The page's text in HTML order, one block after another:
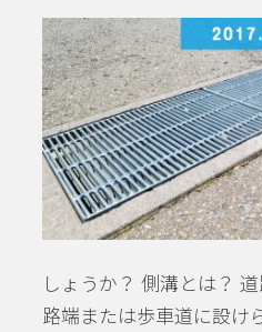
しょうか？ 側溝とは？
路端または歩車道に設け